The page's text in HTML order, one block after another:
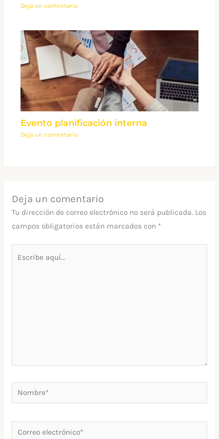
Deja un comentario
Evento planificación interna
Deja un comentario
Deja un comentario
Tu dirección de correo electrónico no será publicada. Los
campos obligatorios están marcados con *
Nombre*
Correo